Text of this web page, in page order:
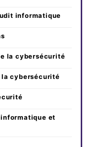
informatique
la cybersécurité
la cybersécurité
et